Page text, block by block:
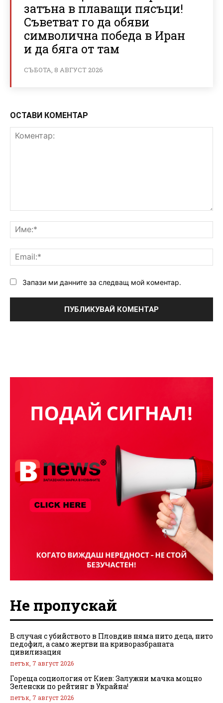
затъна в плаващи пясъци!
Съветват го да обяви
символична победа в Иран
и да бяга от там
СЪБОТА, 8 АВГУСТ 2026
ОСТАВИ КОМЕНТАР
Запази ми данните за следващ мой коментар.
Не пропускай
В случая с убийството в Пловдив няма нито деца, нито
педофил, а само жертви на криворазбраната
цивилизация
петък, 7 август 2026
Гореща социология от Киев: Залужни мачка мощно
Зеленски по рейтинг в Украйна!
петък, 7 август 2026